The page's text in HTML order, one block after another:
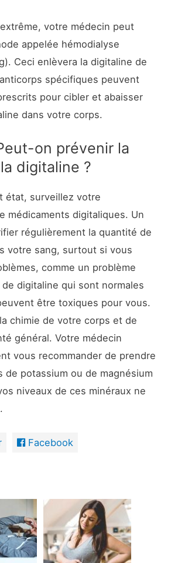
votre médecin peut
appelée hémodialyse
Ceci enlèvera la digitaline de
spécifiques peuvent
pour cibler et abaisser
dans votre corps.
on prévenir la
digitaline ?
état, surveillez votre
médicaments digitaliques. Un
régulièrement la quantité de
votre sang, surtout si vous
comme un problème
digitaline qui sont normales
être toxiques pour vous.
chimie de votre corps et de
général. Votre médecin
vous recommander de prendre
de potassium ou de magnésium
niveaux de ces minéraux ne
Facebook